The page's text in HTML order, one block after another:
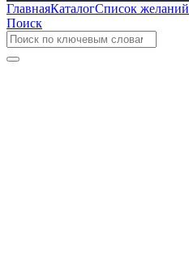
ГлавнаяКаталогСписок желаний
Поиск